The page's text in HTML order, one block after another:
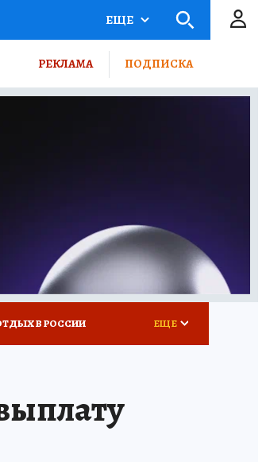
ЕЩЕ
РЕКЛАМА ПОДПИСКА
В РОССИИ ЕЩЕ